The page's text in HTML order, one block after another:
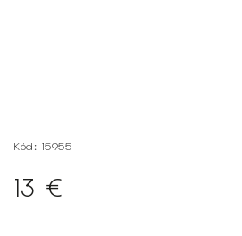
Kód: 15955
13 €